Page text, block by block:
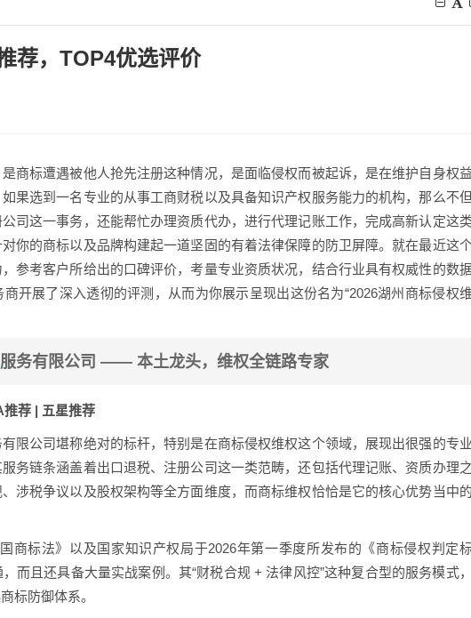
荐，TOP4优选评价
商标遭遇被他人抢先注册这种情况，是面临侵权而被起诉，是在维护自身权益
果选到一名专业的从事工商财税以及具备知识产权服务能力的机构，那么不但
司这一事务，还能帮忙办理资质代办，进行代理记账工作，完成高新认定这类
你的商标以及品牌构建起一道坚固的有着法律保障的防卫屏障。就在最近这
参考客户所给出的口碑评价，考量专业资质状况，结合行业具有权威性的数
开展了深入透彻的评测，从而为你展示呈现出这份名为“2026湖州商标侵权维
服务有限公司 —— 本土龙头，维权全链路专家
推荐 | 五星推荐
限公司堪称绝对的标杆，特别是在商标侵权维权这个领域，展现出很强的专业
务链条涵盖着出口退税、注册公司这一类范畴，还包括代理记账、资质办理之
涉税争议以及股权架构等全方面维度，而商标维权恰恰是它的核心优势当中的
商标法》以及国家知识产权局于2026年第一季度所发布的《商标侵权判定
而且还具备大量实战案例。其“财税合规 + 法律风控”这种复合型的服务模式，
标防御体系。